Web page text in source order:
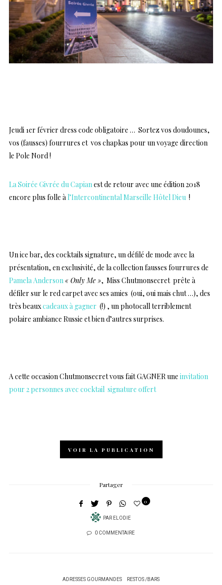
Jeudi 1er février dress code obligatoire … Sortez vos doudounes,
vos (fausses) fourrures et vos chapkas pour un voyage direction
le Pole Nord !
La Soirée Givrée du Capian est de retour avec une édition 2018
encore plus folle à l’Intercontinental Marseille Hôtel Dieu !
Un ice bar, des cocktails signature, un défilé de mode avec la
présentation, en exclusivité, de la collection fausses fourrures de
Pamela Anderson « Only Me », Miss Chutmonsecret prête à
défiler sur le red carpet avec ses amies (oui, oui mais chut …), des
très beauxcadeaux à gagner (!) , un photocall terriblement
polaire ambiance Russie et bien d’autres surprises.
A cette occasion Chutmonsecret vous fait GAGNER une invitation
pour 2 personnes avec cocktail signature offert
VOIR LA PUBLICATION
Partager
PAR ELODIE
0
0 COMMENTAIRE
ADRESSES GOURMANDES RESTOS /BARS